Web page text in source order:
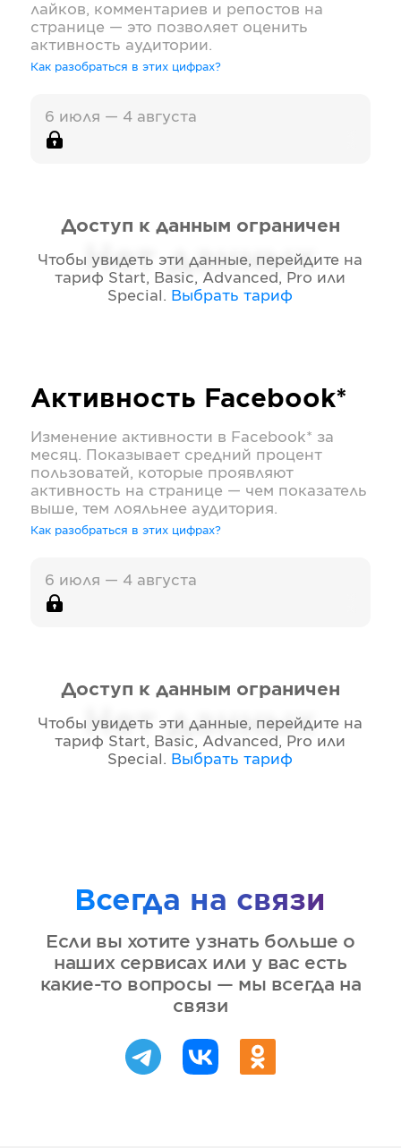
лайков, комментариев и репостов на
странице — это позволяет оценить
активность аудитории.
Как разобраться в этих цифрах?
6 июля — 4 августа
Нет данных
Доступ к данным ограничен
Чтобы увидеть эти данные, перейдите на
тариф Start, Basic, Advanced, Pro или
Special . Выбрать тариф
Активность Facebook*
Изменение активности в Facebook* за
месяц. Показывает средний процент
пользоватей, которые проявляют
активность на странице — чем показатель
выше, тем лояльнее аудитория.
Как разобраться в этих цифрах?
6 июля — 4 августа
Нет данных
Доступ к данным ограничен
Чтобы увидеть эти данные, перейдите на
тариф Start, Basic, Advanced, Pro или
Special . Выбрать тариф
Всегда на связи
Если вы хотите узнать больше о
наших сервисах или у вас есть
какие-то вопросы — мы всегда на
связи